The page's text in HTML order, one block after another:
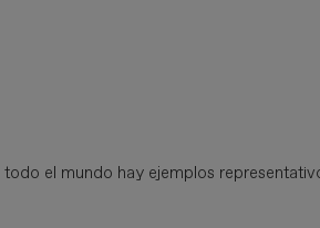
el mundo hay ejemplos